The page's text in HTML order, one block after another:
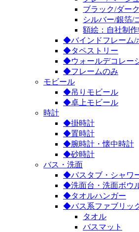
ブラック/ダー
シルバー/銀箔/
額絵：自社制作
◆バインドフレーム/
◆タペストリー
◆ウォールデコレー
◆フレームのみ
モビール
◆吊りモビール
◆卓上モビール
時計
◆掛時計
◆置時計
◆腕時計・懐中時計
◆砂時計
バス・洗面
◆バスタブ・シャワ
◆洗面台・洗面ボウ
◆タオルハンガー
◆バス系ファブリッ
タオル
バスマット